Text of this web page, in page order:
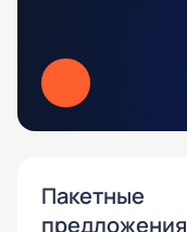
Пакетные
предложения